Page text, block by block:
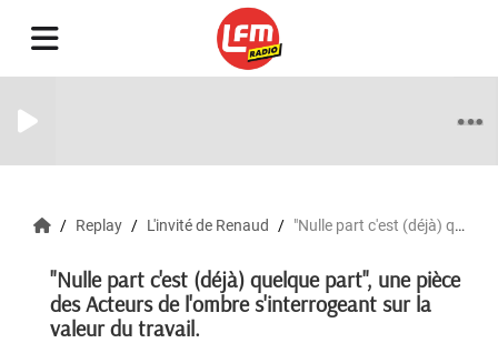
Replay L'invité de Renaud "Nulle part c'est (déjà) quelque part", une pièce des Acteurs de l'ombre s'interrogeant sur la valeur du travail.
"Nulle part c'est (déjà) quelque part", une pièce
des Acteurs de l'ombre s'interrogeant sur la
valeur du travail.